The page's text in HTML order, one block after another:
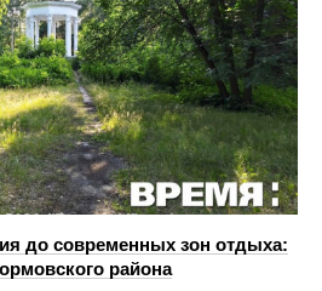
до современных зон отдыха:
района